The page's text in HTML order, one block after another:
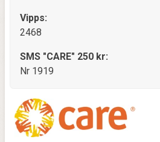
Vipps:
2468
SMS "CARE" 250 kr:
Nr 1919